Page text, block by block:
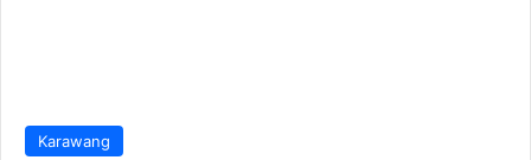
Karawang